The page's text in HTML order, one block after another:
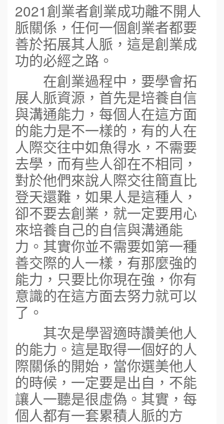
2021創業者創業成功離不開人
脈關係，任何一個創業者都要
善於拓展其人脈，這是創業成
功的必經之路。
在創業過程中，要學會拓
展人脈資源，首先是培養自信
與溝通能力，每個人在這方面
的能力是不一樣的，有的人在
人際交往中如魚得水，不需要
去學，而有些人卻在不相同，
對於他們來說人際交往簡直比
登天還難，如果人是這種人，
卻不要去創業，就一定要用心
來培養自己的自信與溝通能
力。其實你並不需要如第一種
善交際的人一樣，有那麼強的
能力，只要比你現在強，你有
意識的在這方面去努力就可以
了。
其次是學習適時讚美他人
的能力。這是取得一個好的人
際關係的開始，當你選美他人
的時候，一定要是出自，不能
讓人一聽是很虛偽。其實，每
個人都有一套累積人脈的方